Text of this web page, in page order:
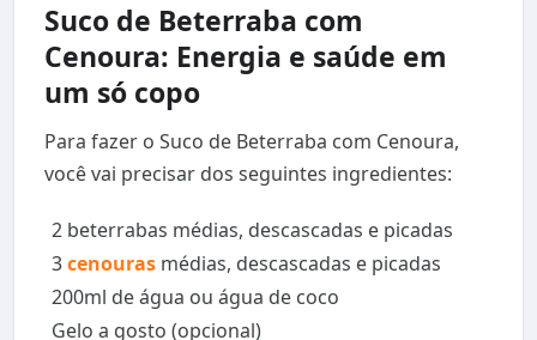
Suco de Beterraba com
Cenoura: Energia e saúde em
um só copo
Para fazer o Suco de Beterraba com Cenoura,
você vai precisar dos seguintes ingredientes:
2 beterrabas médias, descascadas e picadas
3cenourasmédias, descascadas e picadas
200ml de água ou água de coco
Gelo a gosto (opcional)